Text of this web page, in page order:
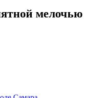
мелочью